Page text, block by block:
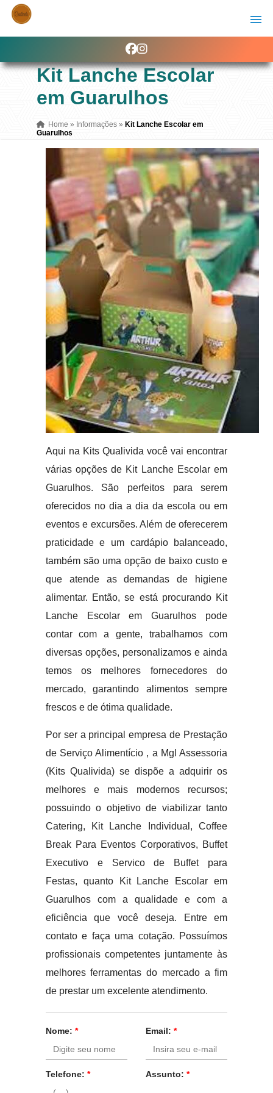
Kit Lanche Escolar
em Guarulhos
Home » Informações » Kit Lanche Escolar em
Guarulhos
Aqui na Kits Qualivida você vai encontrar
várias opções de Kit Lanche Escolar em
Guarulhos. São perfeitos para serem
oferecidos no dia a dia da escola ou em
eventos e excursões. Além de oferecerem
praticidade e um cardápio balanceado,
também são uma opção de baixo custo e
que atende as demandas de higiene
alimentar. Então, se está procurando Kit
Lanche Escolar em Guarulhos pode
contar com a gente, trabalhamos com
diversas opções, personalizamos e ainda
temos os melhores fornecedores do
mercado, garantindo alimentos sempre
frescos e de ótima qualidade.
Por ser a principal empresa de Prestação
de Serviço Alimentício , a Mgl Assessoria
(Kits Qualivida) se dispõe a adquirir os
melhores e mais modernos recursos;
possuindo o objetivo de viabilizar tanto
Catering, Kit Lanche Individual, Coffee
Break Para Eventos Corporativos, Buffet
Executivo e Servico de Buffet para
Festas, quanto Kit Lanche Escolar em
Guarulhos com a qualidade e com a
eficiência que você deseja. Entre em
contato e faça uma cotação. Possuímos
profissionais competentes juntamente às
melhores ferramentas do mercado a fim
de prestar um excelente atendimento.
Nome: * Email: *
Telefone: * Assunto: *